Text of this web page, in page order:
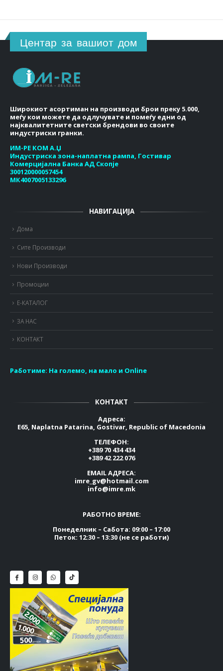
Центар за вашиот дом
Широкиот асортиман на производи брои преку 5.000,
меѓу кои можете да одлучувате и помеѓу едни од
најквалитетните светски брендови во своите
индустриски гранки.
ИМ-РЕ КОМ А.Џ
Индустриска зона-наплатна рампа, Гостивар
Комерцијална Банка АД Скопје
300120000057454
МК4007005133296
НАВИГАЦИЈА
Дома
Сите Производи
Нови Производи
Промоции
Е-КАТАЛОГ
ЗА НАС
КОНТАКТ
Работиме: На големо, на мало и Online
КОНТАКТ
Адреса:
E65, Naplatna Patarina, Gostivar, Republic of Macedonia
ТЕЛЕФОН:
+389 70 434 434
+389 42 222 076
EMAIL АДРЕСА:
imre_gv@hotmail.com
info@imre.mk
РАБОТНО ВРЕМЕ:
Понеделник – Сабота: 09:00 – 17:00
Петок: 12:30 – 13:30 (не се работи)